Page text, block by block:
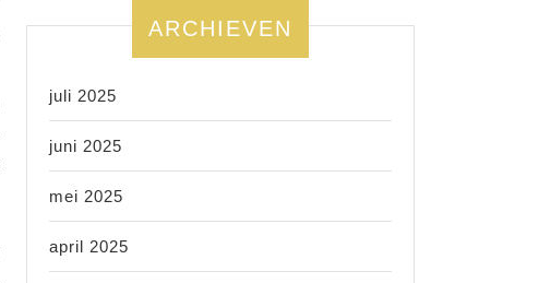
ARCHIEVEN
juli 2025
juni 2025
mei 2025
april 2025